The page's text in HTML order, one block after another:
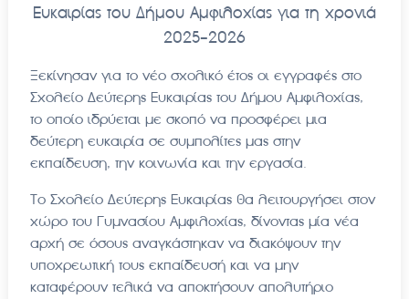
Ευκαιρίας του Δήμου Αμφιλοχίας για τη χρονιά
2025-2026
Ξεκίνησαν για το νέο σχολικό έτος οι εγγραφές στο
Σχολείο Δεύτερης Ευκαιρίας του Δήμου Αμφιλοχίας,
το οποίο ιδρύεται με σκοπό να προσφέρει μια
δεύτερη ευκαιρία σε συμπολίτες μας στην
εκπαίδευση, την κοινωνία και την εργασία.
Το Σχολείο Δεύτερης Ευκαιρίας θα λειτουργήσει στον
χώρο του Γυμνασίου Αμφιλοχίας, δίνοντας μία νέα
αρχή σε όσους αναγκάστηκαν να διακόψουν την
υποχρεωτική τους εκπαίδευσή και να μην
καταφέρουν τελικά να αποκτήσουν απολυτήριο